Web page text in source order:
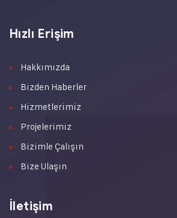
Hızlı Erişim
Hakkımızda
Bizden Haberler
Hizmetlerimiz
Projelerimiz
Bizimle Çalışın
Bize Ulaşın
İletişim